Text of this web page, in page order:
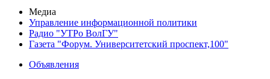
Медиа
Управление информационной политики
Радио "УТРо ВолГУ"
Газета "Форум. Университетский проспект,100"
Объявления